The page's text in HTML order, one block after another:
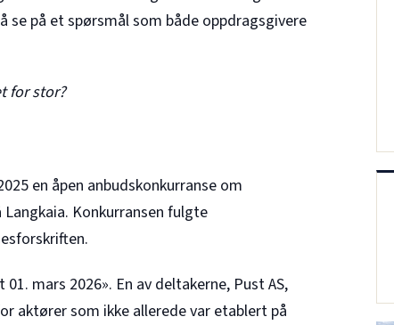
på et spørsmål som både oppdragsgivere
for stor?
en åpen anbudskonkurranse om
Konkurransen fulgte
mars 2026». En av deltakerne, Pust AS,
aktører som ikke allerede var etablert på